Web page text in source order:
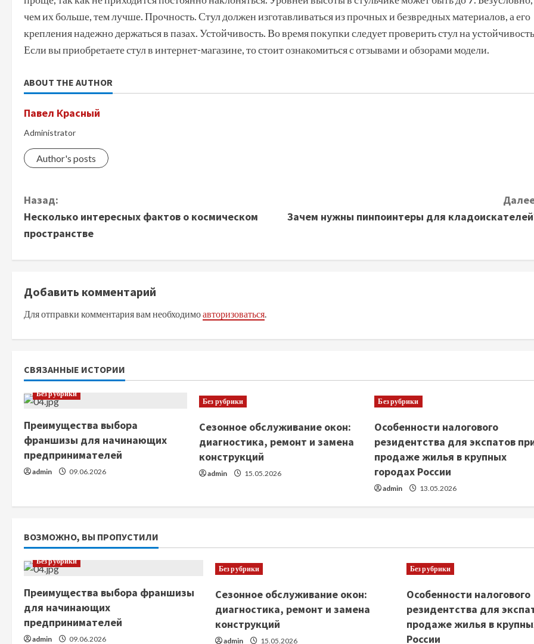
чем их больше, тем лучше. Прочность. Стул должен изготавливаться из прочных и безвредных материалов, а его
крепления надежно держаться в пазах. Устойчивость. Во время покупки следует проверить стул на
Если вы приобретаете стул в интернет-магазине, то стоит ознакомиться с отзывами и обзорами модели.
ABOUT THE AUTHOR
Павел Красный
Administrator
Author's posts
П
р
о
о
и
т
ь
ч
т
е
н
и
Назад:
Несколько интересных фактов о космическом
пространстве
Зачем нужны пинпоинтеры для
Добавить комментарий
Для отправки комментария вам необходимоавторизоваться.
СВЯЗАННЫЕ ИСТОРИИ
Без рубрики
Преимущества выбора
франшизы для начинающих
предпринимателей
admin 09.06.2026
Без рубрики
Сезонное обслуживание окон:
диагностика, ремонт и замена
конструкций
admin 15.05.2026
Без рубрики
Особенности налогового
резидентства для экспатов
продаже жилья в крупных
городах России
admin 13.05.2026
ВОЗМОЖНО, ВЫ ПРОПУСТИЛИ
Без рубрики
Преимущества выбора франшизы
для начинающих
предпринимателей
admin 09.06.2026
Без рубрики
Сезонное обслуживание окон:
диагностика, ремонт и замена
конструкций
admin 15.05.2026
Без рубрики
Особенности налогового
резидентства для
продаже жилья в
России